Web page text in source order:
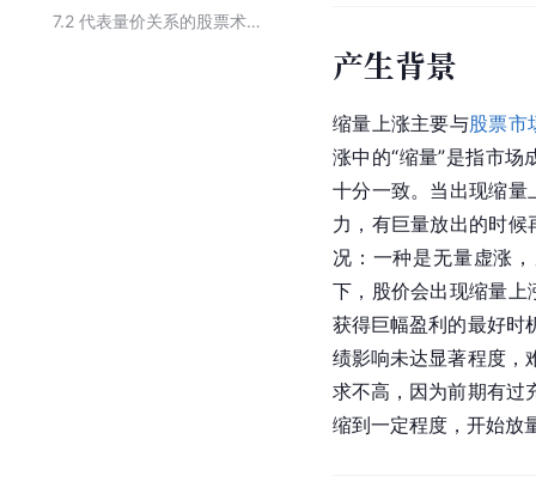
7.2
代表量价关系的股票术语
产生背景
缩量上涨主要与股票市
涨中的“缩量”是指市
十分一致。当出现缩量
力，有巨量放出的时
况：一种是无量虚涨
下，股价会出现缩量上
获得巨幅盈利的最好时
绩影响未达显著程度，
求不高，因为前期有过
缩到一定程度，开始放